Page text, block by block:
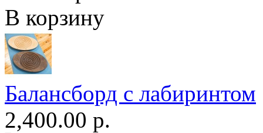
В корзину
Балансборд с лабиринтом
2,400.00 р.